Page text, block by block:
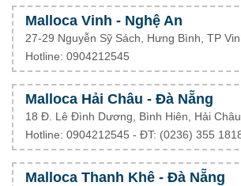
Malloca Vinh - Nghệ An
27-29 Nguyễn Sỹ Sách, Hưng Bình, TP
Hotline: 0904212545
Malloca Hải Châu - Đà Nẵng
18 Đ. Lê Đình Dương, Bình Hiên, Hải
Hotline: 0904212545 - ĐT: (0236) 355
Malloca Thanh Khê - Đà Nẵng